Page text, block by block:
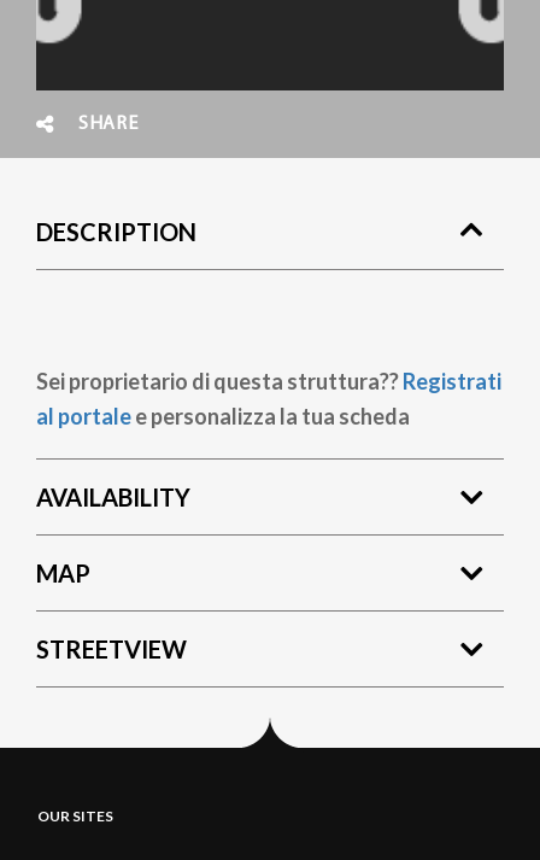
SHARE
DESCRIPTION
Sei proprietario di questa struttura??Registrati
al portalee personalizza la tua scheda
AVAILABILITY
MAP
STREETVIEW
OUR SITES